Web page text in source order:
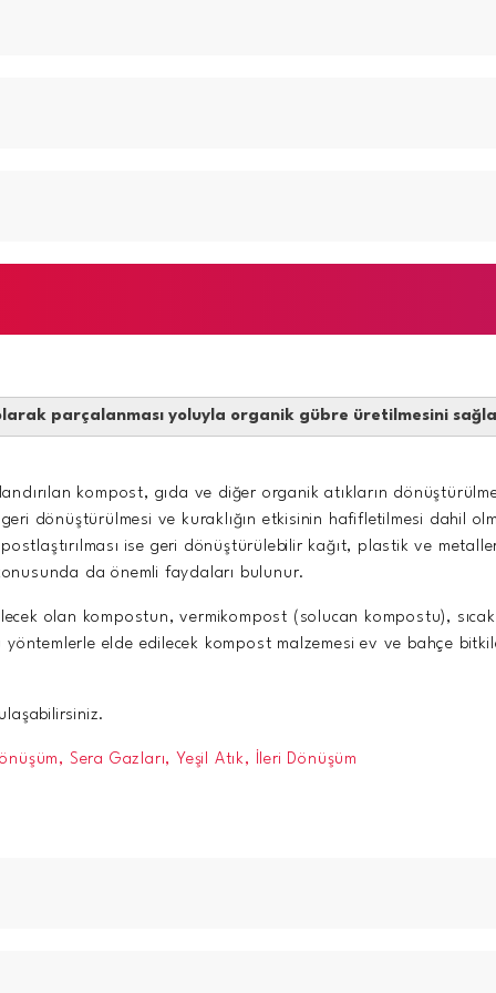
parçalanması yoluyla organik gübre üretilmesini
kompost, gıda ve diğer organik atıkların
geri dönüştürülmesi ve kuraklığın etkisinin hafifletilmesi dahil
ise geri dönüştürülebilir kağıt, plastik ve
da önemli faydaları bulunur.
olan kompostun, vermikompost (solucan kompostu),
elde edilecek kompost malzemesi ev ve bahçe
ulaşabilirsiniz.
Sera Gazları, Yeşil Atık, İleri Dönüşüm